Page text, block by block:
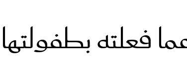
فعلتهمجلة سيدتي
مناسبات X سيدتي